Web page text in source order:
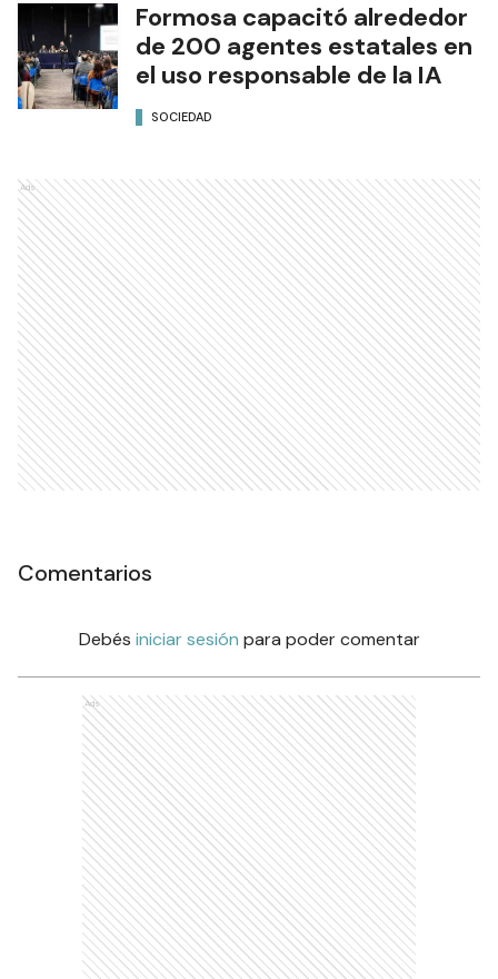
Formosa capacitó alrededor
de 200 agentes estatales en
el uso responsable de la IA
SOCIEDAD
Ads
Comentarios
Debés iniciar sesión para poder comentar
Ads